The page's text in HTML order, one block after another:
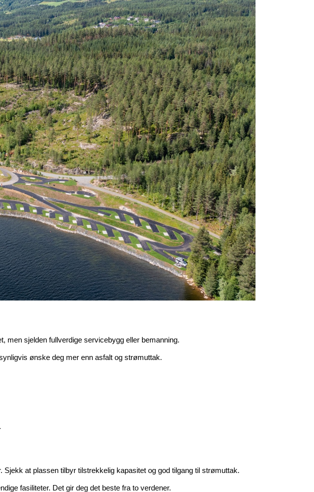
men sjelden fullverdige servicebygg eller bemanning.
ønske deg mer enn asfalt og strømuttak.
at plassen tilbyr tilstrekkelig kapasitet og god tilgang til strømuttak.
fasiliteter. Det gir deg det beste fra to verdener.